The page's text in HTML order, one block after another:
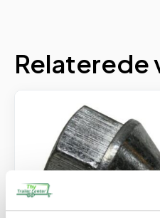
Relaterede